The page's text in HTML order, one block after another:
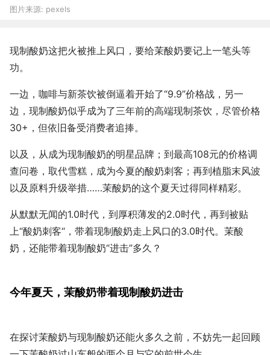
图片来源: pexels
现制酸奶这把火被推上风口，要给茉酸奶要记上一笔头等
功。
一边，咖啡与新茶饮被倒逼着开始了“9.9”价格战，另一
边，现制酸奶似乎成为了三年前的高端现制茶饮，尽管价格
30+，但依旧备受消费者追捧。
以及，从成为现制酸奶的明星品牌；到最高108元的价格调
查问卷，取代雪糕，成为今夏的酸奶刺客；再到植脂末风波
以及原料升级举措……茉酸奶的这个夏天过得同样精彩。
从默默无闻的1.0时代，到厚积薄发的2.0时代，再到被贴
上“酸奶刺客“，带着现制酸奶走上风口的3.0时代。茉酸
奶，还能带着现制酸奶“进击”多久？
今年夏天，茉酸奶带着现制酸奶进击
在探讨茉酸奶与现制酸奶还能火多久之前，不妨先一起回顾